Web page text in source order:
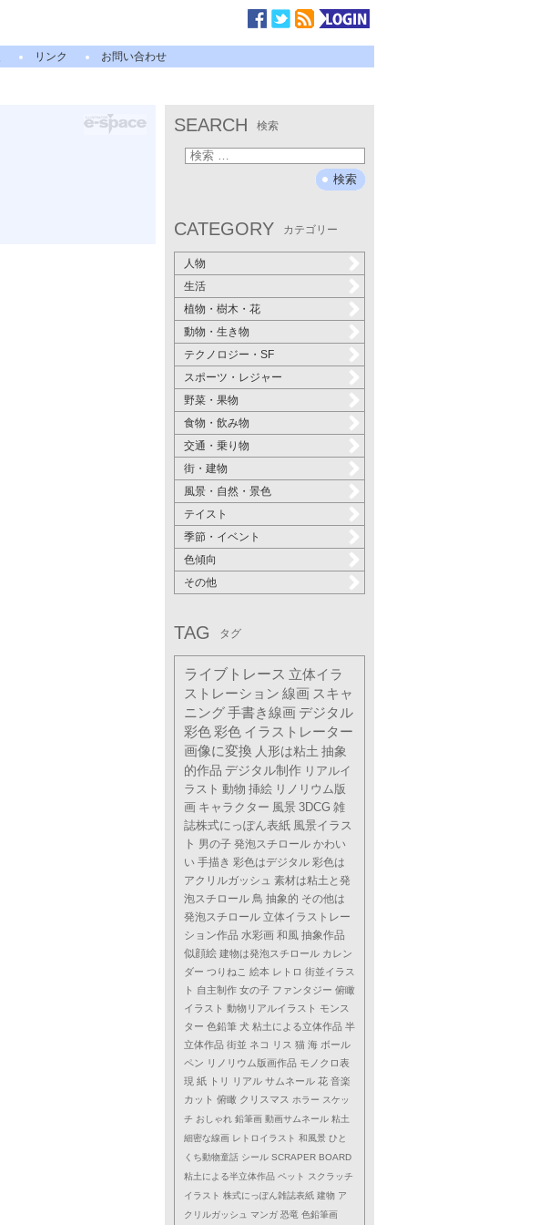
リンク お問い合わせ
SEARCH 検索
CATEGORY カテゴリー
人物
生活
植物・樹木・花
動物・生き物
テクノロジー・SF
スポーツ・レジャー
野菜・果物
食物・飲み物
交通・乗り物
街・建物
風景・自然・景色
テイスト
季節・イベント
色傾向
その他
TAG タグ
ライブトレース 立体イラ
ストレーション 線画 スキャ
ニング手書き線画 デジタル
彩色彩色 イラストレーター
画像に変換 人形は粘土 抽象
的作品 デジタル制作 リアルイ
ラスト 動物 挿絵 リノリウム版
画 キャラクター 風景 3DCG 雑
誌株式にっぽん表紙 風景イラス
ト 男の子 発泡スチロール かわい
い 手描き 彩色はデジタル 彩色は
アクリルガッシュ 素材は粘土と発
泡スチロール 鳥 抽象的 その他は
発泡スチロール 立体イラストレー
ション作品 水彩画 和風 抽象作品
似顔絵 建物は発泡スチロール カレン
ダー つりねこ 絵本 レトロ 街並イラス
ト 自主制作 女の子 ファンタジー 俯瞰
イラスト 動物リアルイラスト モンス
ター 色鉛筆 犬 粘土による立体作品 半
立体作品 街並 ネコ リス 猫 海 ボール
ペン リノリウム版画作品 モノクロ表
現 紙 トリ リアル サムネール 花 音楽
カット 俯瞰 クリスマス ホラー スケッ
チ おしゃれ 鉛筆画 動画サムネール 粘土
細密な線画 レトロイラスト 和風景 ひと
くち動物童話 シール SCRAPER BOARD
粘土による半立体作品 ペット
スクラッチ
イラスト 株式にっぽん雑誌表紙 建物 ア
クリルガッシュ
マンガ 恐竜 色鉛筆画